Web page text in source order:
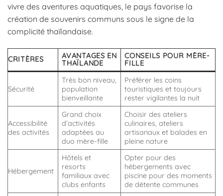
vivre des aventures aquatiques, le pays favorise la
création de souvenirs communs sous le signe de la
complicité thaïlandaise.
CRITÈRES
AVANTAGES EN
THAÏLANDE
CONSEILS POUR MÈRE-
FILLE
Sécurité
Très bon niveau,
population
bienveillante
Préférer les coins
touristiques et toujours
rester vigilantes la nuit
Accessibilité
des activités
Grand choix
d’activités
adaptées au
duo mère-fille
Choisir des ateliers
culinaires, ateliers
artisanaux et balades en
pleine nature
Hébergement
Hôtels et
resorts
familiaux avec
clubs enfants
Opter pour des
hébergements avec
piscine pour des moments
de détente communes